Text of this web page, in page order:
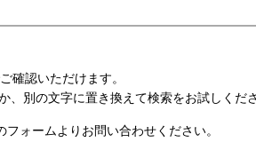
確認いただけます。
、別の文字に置き換えて検索をお試しくだ
ォームよりお問い合わせください。